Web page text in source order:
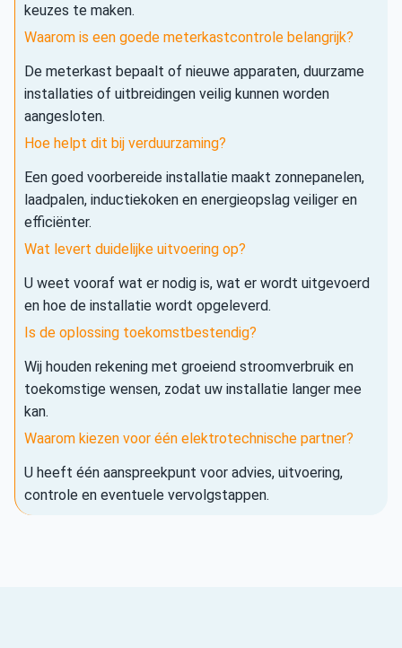
keuzes te maken.
Waarom is een goede meterkastcontrole belangrijk?
De meterkast bepaalt of nieuwe apparaten, duurzame
installaties of uitbreidingen veilig kunnen worden
aangesloten.
Hoe helpt dit bij verduurzaming?
Een goed voorbereide installatie maakt zonnepanelen,
laadpalen, inductiekoken en energieopslag veiliger en
efficiënter.
Wat levert duidelijke uitvoering op?
U weet vooraf wat er nodig is, wat er wordt uitgevoerd
en hoe de installatie wordt opgeleverd.
Is de oplossing toekomstbestendig?
Wij houden rekening met groeiend stroomverbruik en
toekomstige wensen, zodat uw installatie langer mee
kan.
Waarom kiezen voor één elektrotechnische partner?
U heeft één aanspreekpunt voor advies, uitvoering,
controle en eventuele vervolgstappen.